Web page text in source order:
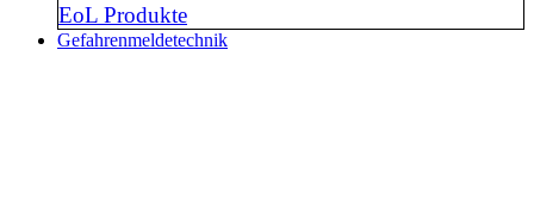
EoL Produkte
Gefahrenmeldetechnik